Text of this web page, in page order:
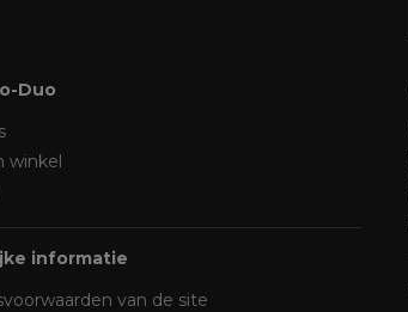
Duo
winkel
informatie
van de site